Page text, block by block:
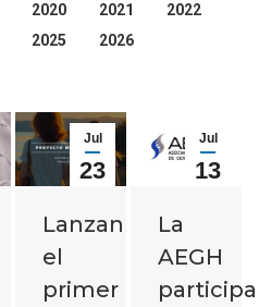
2020 2021
2022
2025 2026
Jul
23
Lanzan
el
primer
Jul
13
La
AEGH
participa